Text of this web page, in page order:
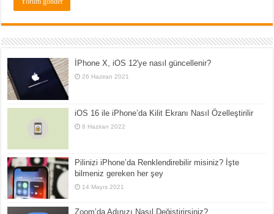
İPhone X, iOS 12'ye nasıl güncellenir?
26 Haziran 2021
iOS 16 ile iPhone’da Kilit Ekranı Nasıl Özelleştirilir
8 Haziran 2022
Pilinizi iPhone’da Renklendirebilir misiniz? İşte
bilmeniz gereken her şey
14 Mayıs 2021
Zoom’da Adınızı Nasıl Değiştirirsiniz?